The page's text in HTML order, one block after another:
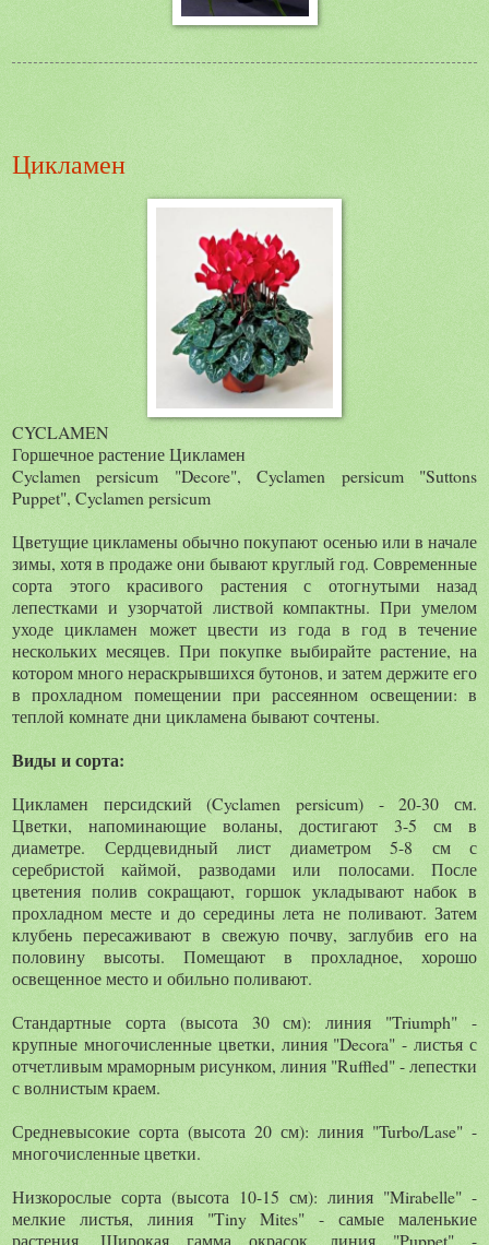
Цикламен
CYCLAMEN
Горшечное растение Цикламен
Cyclamen persicum "Decore", Cyclamen persicum "Suttons
Puppet", Cyclamen persicum
Цветущие цикламены обычно покупают осенью или в начале
зимы, хотя в продаже они бывают круглый год. Современные
сорта этого красивого растения с отогнутыми назад
лепестками и узорчатой листвой компактны. При умелом
уходе цикламен может цвести из года в год в течение
нескольких месяцев. При покупке выбирайте растение, на
котором много нераскрывшихся бутонов, и затем держите его
в прохладном помещении при рассеянном освещении: в
теплой комнате дни цикламена бывают сочтены.
Виды и сорта:
Цикламен персидский (Cyclamen persicum) - 20-30 см.
Цветки, напоминающие воланы, достигают 3-5 см в
диаметре. Сердцевидный лист диаметром 5-8 см с
серебристой каймой, разводами или полосами. После
цветения полив сокращают, горшок укладывают набок в
прохладном месте и до середины лета не поливают. Затем
клубень пересаживают в свежую почву, заглубив его на
половину высоты. Помещают в прохладное, хорошо
освещенное место и обильно поливают.
Стандартные сорта (высота 30 см): линия "Triumph" -
крупные многочисленные цветки, линия "Decora" - листья с
отчетливым мраморным рисунком, линия "Ruffled" - лепестки
с волнистым краем.
Средневысокие сорта (высота 20 см): линия "Turbo/Lase" -
многочисленные цветки.
Низкорослые сорта (высота 10-15 см): линия "Mirabelle" -
мелкие листья, линия "Tiny Mites" - самые маленькие
растения. Широкая гамма окрасок, линия "Puppet" -